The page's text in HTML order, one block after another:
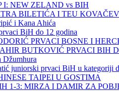
I: NEW ZELAND vs BIH
BILETIĆA I TEU
i Kana Ahića
BiH do 12 godina
PRVACI BOSNE I
BUTKOVIĆ PRVACI BIH
Džumhura
juniorski prvaci BiH u kategoriji
TAIPEI U GOSTIMA
1-3: MIRZA I DAMIR ZA